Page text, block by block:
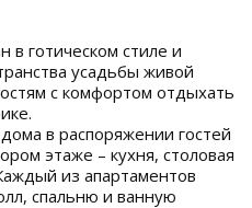
в готическом стиле и
усадьбы живой
с комфортом отдыхать
в распоряжении гостей
этаже – кухня, столовая
из апартаментов
спальню и ванную